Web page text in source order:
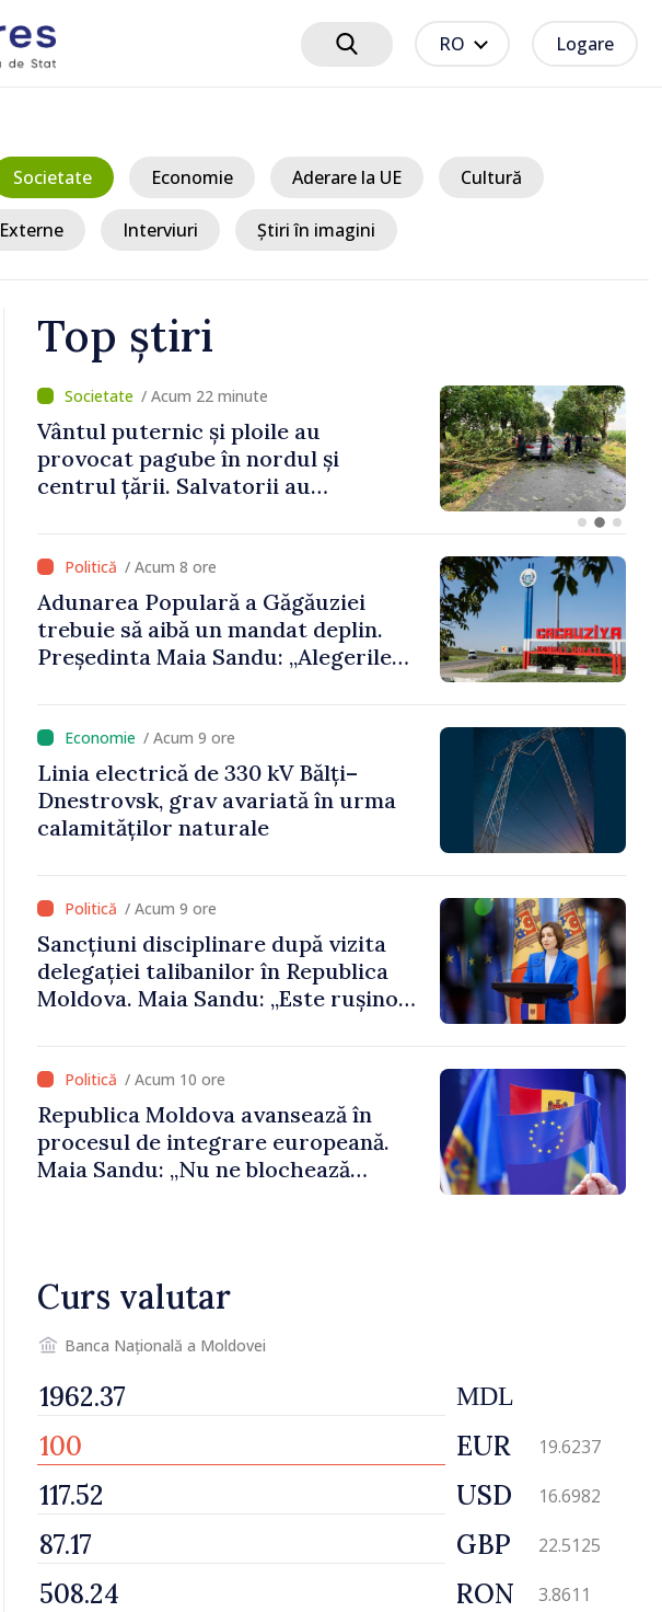
RO Logare
Societate Economie Aderare la UE Cultură
Externe Interviuri Știri în imagini
Top știri
/ Acum 31 minute
DOC // Consolidarea securității și
cooperarea cu UE. Programul de
implementare a Strategiei
Monitorul Oficial
/ Acum 8 ore
Adunarea Populară a Găgăuziei
trebuie să aibă un mandat deplin.
Președinta Maia Sandu: „Alegerile
/ Acum 9 ore
Linia electrică de 330 kV Bălți–
Dnestrovsk, grav avariată în urma
calamităților naturale
/ Acum 9 ore
Sancțiuni disciplinare după vizita
delegației talibanilor în Republica
Moldova. Maia Sandu: „Este rușinos
/ Acum 10 ore
Republica Moldova avansează în
procesul de integrare europeană.
Maia Sandu: „Nu ne blochează
Curs valutar
Banca Națională a Moldovei
MDL
EUR 19.6237
USD 16.6982
GBP 22.5125
RON 3.8611